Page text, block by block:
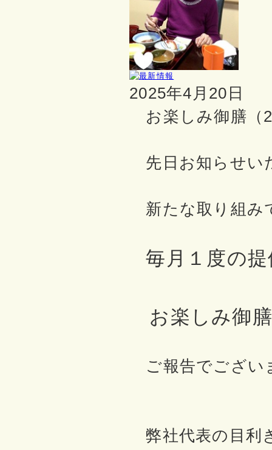
2025年4月20日
お楽しみ御膳（
先日お知らせい
新たな取り組み
毎月１度の
お楽しみ御
ご報告でござい
弊社代表の目利